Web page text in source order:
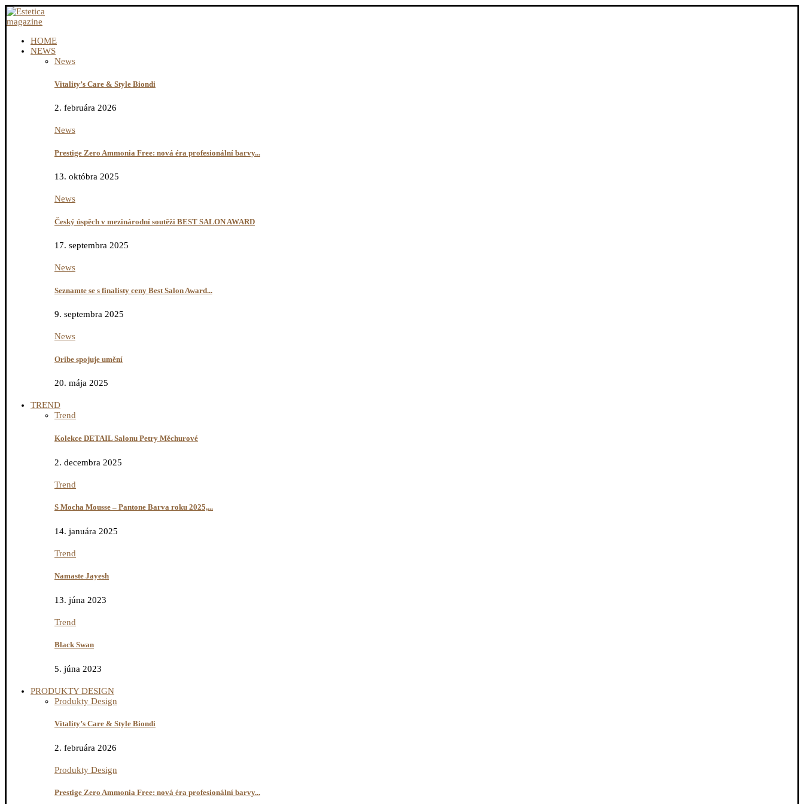
HOME
NEWS
News
Vitality’s Care & Style Biondi
2. februára 2026
News
Prestige Zero Ammonia Free: nová éra profesionální barvy...
13. októbra 2025
News
Český úspěch v mezinárodní soutěži BEST SALON AWARD
17. septembra 2025
News
Seznamte se s finalisty ceny Best Salon Award...
9. septembra 2025
News
Oribe spojuje umění
20. mája 2025
TREND
Trend
Kolekce DETAIL Salonu Petry Měchurové
2. decembra 2025
Trend
S Mocha Mousse – Pantone Barva roku 2025,...
14. januára 2025
Trend
Namaste Jayesh
13. júna 2023
Trend
Black Swan
5. júna 2023
PRODUKTY DESIGN
Produkty Design
Vitality’s Care & Style Biondi
2. februára 2026
Produkty Design
Prestige Zero Ammonia Free: nová éra profesionální barvy...